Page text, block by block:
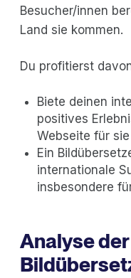
Besucher/innen
Land sie kommen.
Du profitierst
Biete deinen
positives
Webseite für
Ein
internationale
insbesondere
Analyse